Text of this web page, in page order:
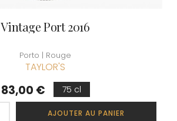
Vintage Port 2016
Porto | Rouge
TAYLOR'S
Prix
83,00 € 75 cl
AJOUTER AU PANIER